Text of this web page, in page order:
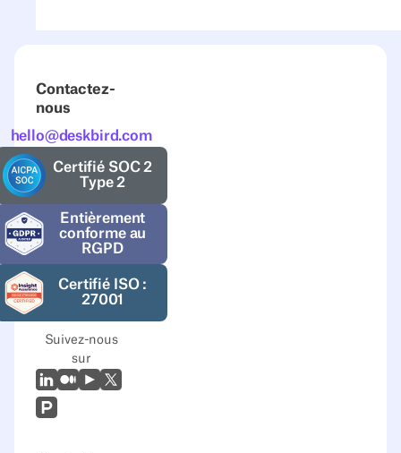
Contactez-
nous
hello@deskbird.com
Certifié SOC 2
Type 2
Entièrement
conforme au
RGPD
Certifié ISO :
27001
Suivez-nous
sur
LinkedIn
MoyenYoutubeX (Twitter)
Prodcut Hunt